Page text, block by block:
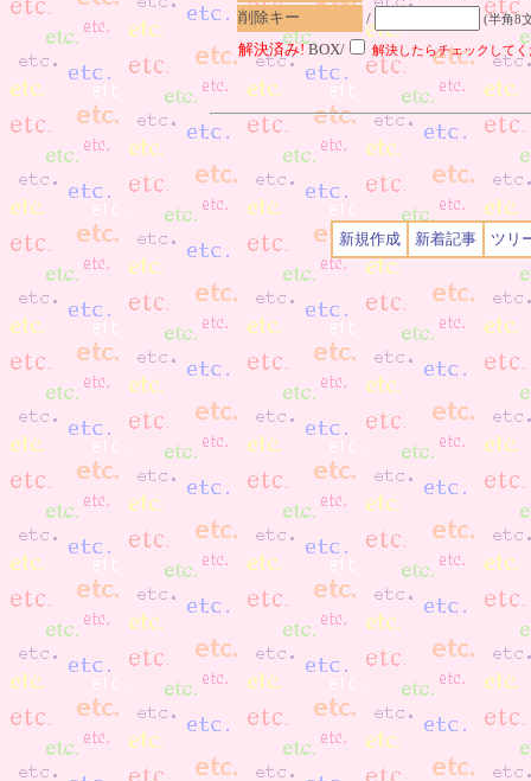
削除キー
/ (半角8
解決済み!BOX/ 解決したらチェックして
新規作成 新着記事 ツリ